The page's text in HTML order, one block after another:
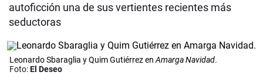
autoficción una de sus vertientes recientes más
seductoras
Leonardo Sbaraglia y Quim Gutiérrez en Amarga Navidad.
Foto:El Deseo